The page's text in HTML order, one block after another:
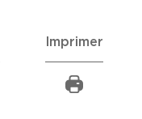
Imprimer